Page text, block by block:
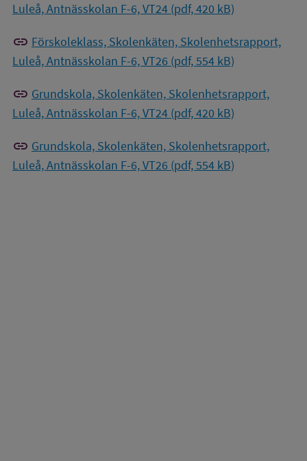
Luleå, Antnässkolan F-6, VT24 (pdf, 420 kB)
link Förskoleklass, Skolenkäten, Skolenhetsrapport,
Luleå, Antnässkolan F-6, VT26 (pdf, 554 kB)
link Grundskola, Skolenkäten, Skolenhetsrapport,
Luleå, Antnässkolan F-6, VT24 (pdf, 420 kB)
link Grundskola, Skolenkäten, Skolenhetsrapport,
Luleå, Antnässkolan F-6, VT26 (pdf, 554 kB)